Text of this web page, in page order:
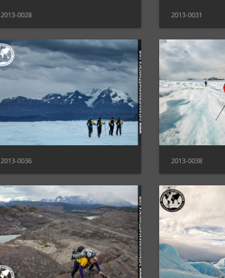
2013-0028 2013-0031
2013-0036 2013-0038